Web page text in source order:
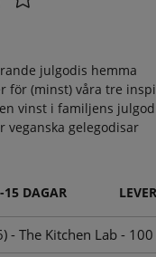
julgodis hemma
för (minst) våra tre
vinst i familjens
veganska gelegodisar